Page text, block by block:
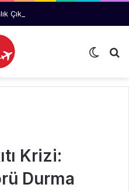
Dış
Krizi:
Durma